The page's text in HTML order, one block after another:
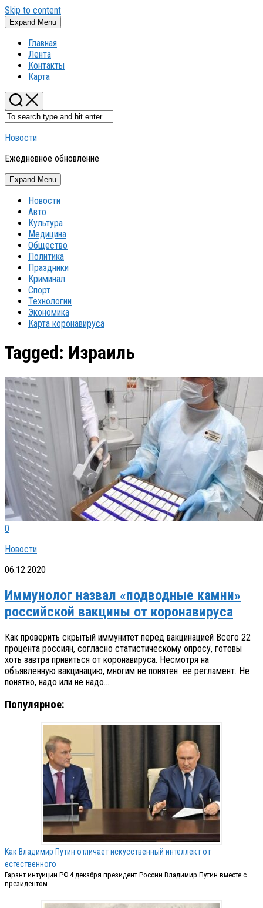
Skip to content
Expand Menu
Главная
Лента
Контакты
Карта
Новости
Ежедневное обновление
Expand Menu
Новости
Авто
Культура
Медицина
Общество
Политика
Праздники
Криминал
Спорт
Технологии
Экономика
Карта коронавируса
Tagged: Израиль
0
Новости
06.12.2020
Иммунолог назвал «подводные камни»
российской вакцины от коронавируса
Как проверить скрытый иммунитет перед вакцинацией Всего 22
процента россиян, согласно статистическому опросу, готовы
хоть завтра привиться от коронавируса. Несмотря на
объявленную вакцинацию, многим не понятен ее регламент. Не
понятно, надо или не надо...
Популярное:
Как Владимир Путин отличает искусственный интеллект от
естественного
Гарант интуиции РФ 4 декабря президент России Владимир Путин вместе с
президентом …